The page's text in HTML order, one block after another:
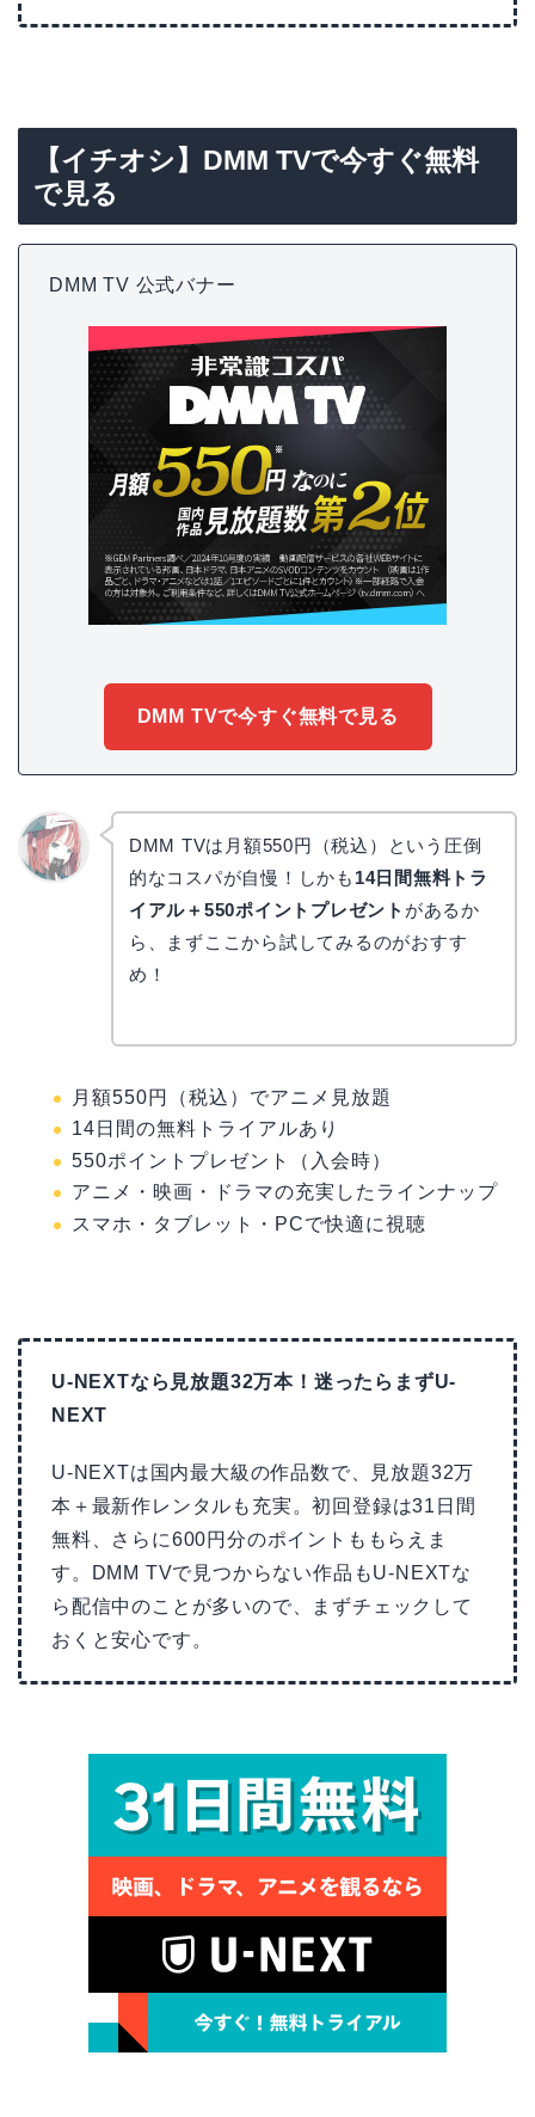
【イチオシ】DMM TVで今すぐ無料
で見る
DMM TV 公式バナー
DMM TVで今すぐ無料で見る
DMM TVは月額550円（税込）という圧倒
的なコスパが自慢！しかも 14日間無料トラ
イアル＋550ポイントプレゼント があるか
ら、まずここから試してみるのがおすす
め！
月額550円（税込）でアニメ見放題
14日間の無料トライアルあり
550ポイントプレゼント（入会時）
アニメ・映画・ドラマの充実したラインナップ
スマホ・タブレット・PCで快適に視聴
U-NEXTなら見放題32万本！迷ったらまずU-
NEXT
U-NEXTは国内最大級の作品数で、見放題32万
本＋最新作レンタルも充実。初回登録は31日間
無料、さらに600円分のポイントももらえま
す。DMM TVで見つからない作品もU-NEXTな
ら配信中のことが多いので、まずチェックして
おくと安心です。